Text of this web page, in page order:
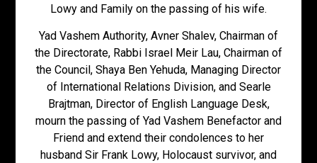
Lowy and Family on the passing of his wife.
Yad Vashem Authority, Avner Shalev, Chairman of
the Directorate, Rabbi Israel Meir Lau, Chairman of
the Council, Shaya Ben Yehuda, Managing Director
of International Relations Division, and Searle
Brajtman, Director of English Language Desk,
mourn the passing of Yad Vashem Benefactor and
Friend and extend their condolences to her
husband Sir Frank Lowy, Holocaust survivor, and